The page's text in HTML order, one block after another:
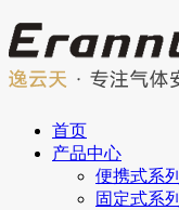
首页
产品中心
便携式系列
固定式系列